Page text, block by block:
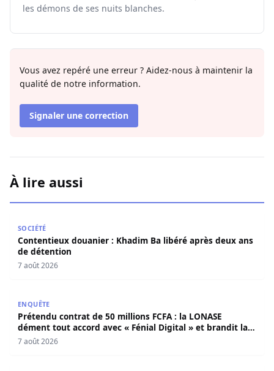
les démons de ses nuits blanches.
Vous avez repéré une erreur ? Aidez-nous à maintenir la
qualité de notre information.
Signaler une correction
À lire aussi
SOCIÉTÉ
Contentieux douanier : Khadim Ba libéré après deux ans
de détention
7 août 2026
ENQUÊTE
Prétendu contrat de 50 millions FCFA : la LONASE
dément tout accord avec « Fénial Digital » et brandit la
menace de poursuites
7 août 2026